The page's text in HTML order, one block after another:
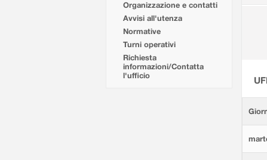
Organizzazione e contatti
Avvisi all'utenza
Normative
Turni operativi
Richiesta
informazioni/Contatta
l'ufficio